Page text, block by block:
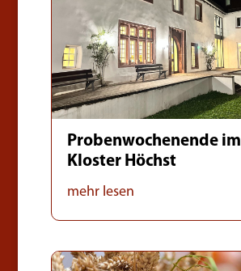
Probenwochenende im
Kloster Höchst
mehr lesen